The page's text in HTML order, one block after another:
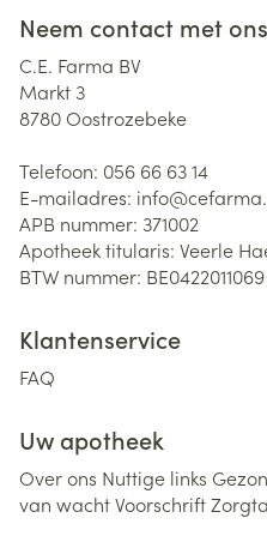
Neem contact met
C.E. Farma BV
Markt 3
8780Oostrozebeke
Telefoon: 056 66 63 14
E-mailadres: info@
APB nummer: 371002
Apotheek titularis: Veerle
BTW nummer: BE0422011069
Klantenservice
FAQ
Uw apotheek
Over ons Nuttige links
van wachtVoorschrift